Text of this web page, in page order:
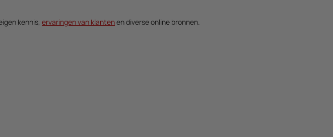
kennis, ervaringen van klantenen diverse online bronnen.